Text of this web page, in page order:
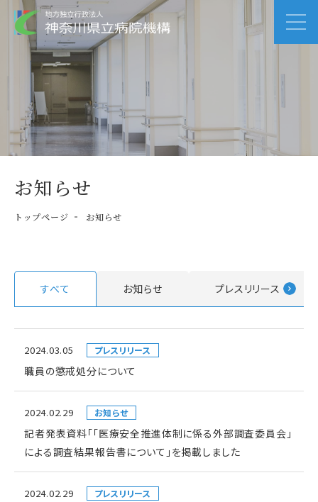
お知らせ
トップページ お知らせ
すべて お知らせ プレスリリース
2024.03.05 プレスリリース
職員の懲戒処分について
2024.02.29 お知らせ
記者発表資料「「医療安全推進体制に係る外部調査委員会」
による調査結果報告書について」を掲載しました
2024.02.29 プレスリリース